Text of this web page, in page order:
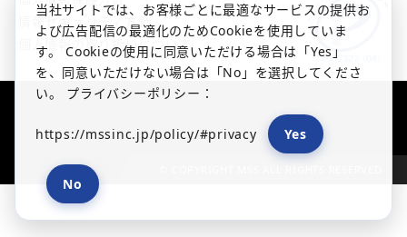
情報セキュリティ方針
個人情報の取り扱いについて
当社サイトでは、お客様ごとに最適なサービスの提供お
よび広告配信の最適化のためCookieを使用していま
す。 Cookieの使用に同意いただける場合は「Yes」
を、同意いただけない場合は「No」を選択してくださ
い。 プライバシーポリシー：
https://mssinc.jp/policy/#privacy Yes
No